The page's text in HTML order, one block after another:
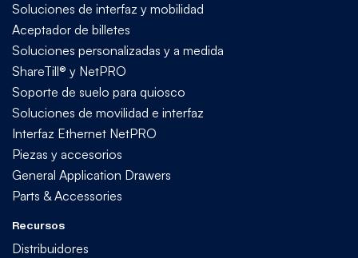
Soluciones de interfaz y mobilidad
Aceptador de billetes
Soluciones personalizadas y a medida
ShareTill® y NetPRO
Soporte de suelo para quiosco
Soluciones de movilidad e interfaz
Interfaz Ethernet NetPRO
Piezas y accesorios
General Application Drawers
Parts & Accessories
Recursos
Distribuidores